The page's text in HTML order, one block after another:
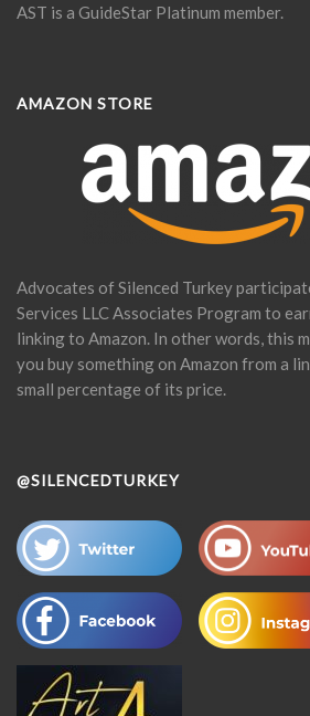
AST is a GuideStar Platinum member.
AMAZON STORE
Advocates of Silenced Turkey
Services LLC Associates Program to
linking to Amazon. In other words, this
you buy something on Amazon from a
small percentage of its price.
@SILENCEDTURKEY